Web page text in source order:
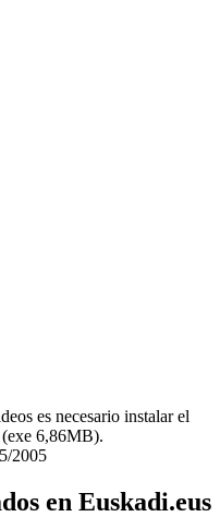
es necesario instalar el
6,86MB).
2005
en Euskadi.eus